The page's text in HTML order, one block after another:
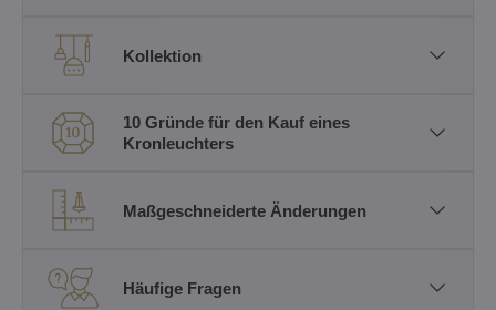
Kollektion
10 Gründe für den Kauf eines
Kronleuchters
Maßgeschneiderte Änderungen
Häufige Fragen